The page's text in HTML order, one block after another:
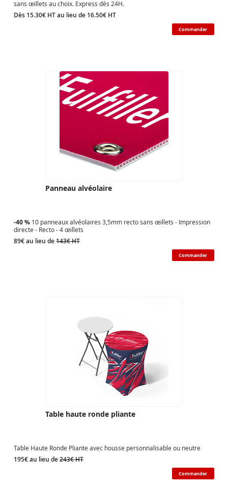
sans œillets au choix. Express dès 24H.
Dès 15.30€ HT au lieu de 16.50€ HT
Commander
Panneau alvéolaire
-40 % 10 panneaux alvéolaires 3,5mm recto sans œillets - Impression
directe - Recto - 4 œillets
89€ au lieu de143€ HT
Commander
Table haute ronde pliante
Table Haute Ronde Pliante avec housse personnalisable ou neutre
195€ au lieu de243€ HT
Commander